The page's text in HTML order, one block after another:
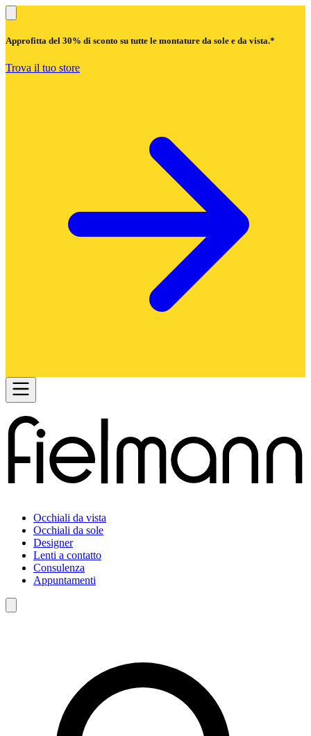
Approfitta del 30% di sconto su tutte le montature da sole e da vista.*
Trova il tuo store
Occhiali da vista
Occhiali da sole
Designer
Lenti a contatto
Consulenza
Appuntamenti